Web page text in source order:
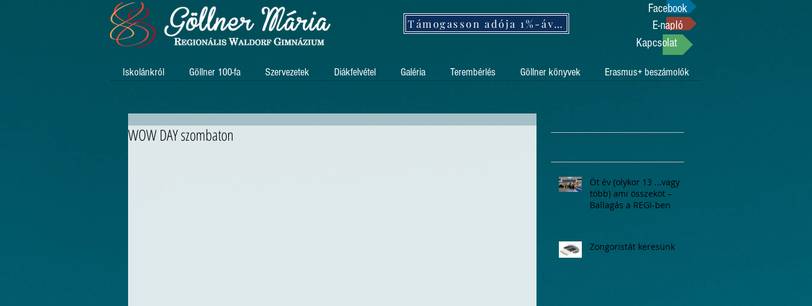
Támogasson adója 1%-ával!
Facebook
E-napló
Kapcsolat
Iskolánkról Göllner 100-fa Szervezetek Diákfelvétel Galéria Terembérlés Göllner könyvek Erasmus+ beszámolók
WOW DAY szombaton
Öt év (olykor 13 ...vagy
több) ami összeköt –
Ballagás a REGI-ben
Zongoristát keresünk